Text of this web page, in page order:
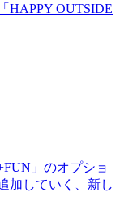
HAPPY OUTSIDE
」のオプショ
加していく、新し